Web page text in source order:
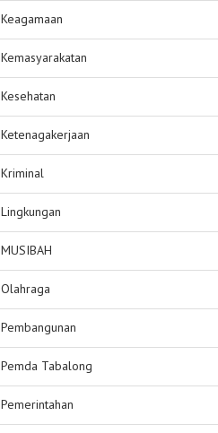
Keagamaan
Kemasyarakatan
Kesehatan
Ketenagakerjaan
Kriminal
Lingkungan
MUSIBAH
Olahraga
Pembangunan
Pemda Tabalong
Pemerintahan